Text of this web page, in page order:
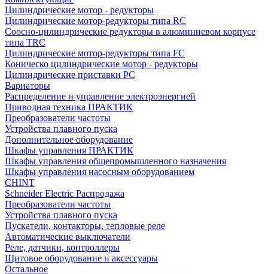
Цилиндрические мотор - редукторы
Цилиндрические мотор-редукторы типа RC
Соосно-цилиндрические редукторы в алюминиевом корпусе
типа TRC
Цилиндрические мотор-редукторы типа FC
Коническо цилиндрические мотор - редукторы
Цилиндрические приставки PC
Вариаторы
Распределение и управление электроэнергией
Приводная техника ПРАКТИК
Преобразователи частоты
Устройства плавного пуска
Дополнительное оборудование
Шкафы управления ПРАКТИК
Шкафы управления общепромышленного назначения
Шкафы управления насосным оборудованием
CHINT
Schneider Electric Распродажа
Преобразователи частоты
Устройства плавного пуска
Пускатели, контакторы, тепловые реле
Автоматические выключатели
Реле, датчики, контроллеры
Щитовое оборудование и аксессуары
Остальное